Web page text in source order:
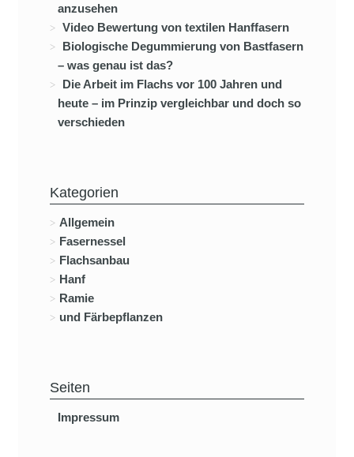
anzusehen
Video Bewertung von textilen Hanffasern
Biologische Degummierung von Bastfasern
– was genau ist das?
Die Arbeit im Flachs vor 100 Jahren und
heute – im Prinzip vergleichbar und doch so
verschieden
Kategorien
Allgemein
Fasernessel
Flachsanbau
Hanf
Ramie
und Färbepflanzen
Seiten
Impressum